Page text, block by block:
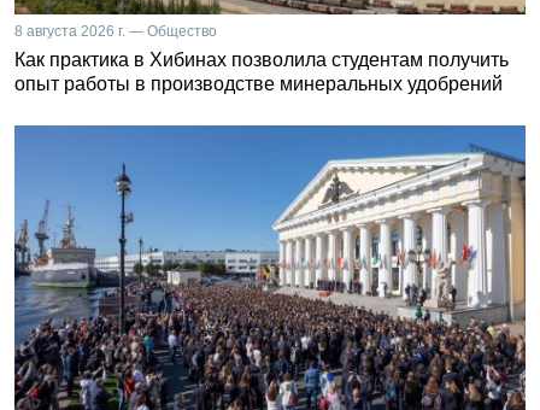
8 августа 2026 г. — Общество
Как практика в Хибинах позволила студентам получить
опыт работы в производстве минеральных удобрений